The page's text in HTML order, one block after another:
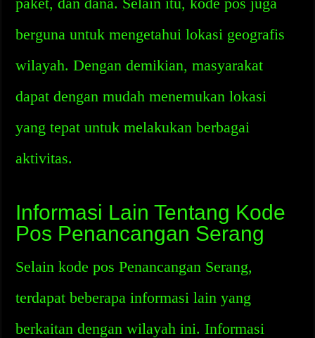
berguna untuk mengetahui lokasi geografis
wilayah. Dengan demikian, masyarakat
dapat dengan mudah menemukan lokasi
yang tepat untuk melakukan berbagai
aktivitas.
Informasi Lain Tentang Kode
Pos Penancangan Serang
Selain kode pos Penancangan Serang,
terdapat beberapa informasi lain yang
berkaitan dengan wilayah ini. Informasi